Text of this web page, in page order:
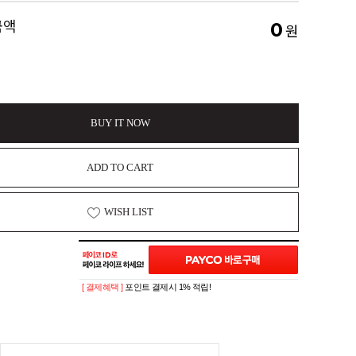
0원
BUY IT NOW
ADD TO CART
WISH LIST
[ 결제혜택 ] 포인트 결제시 1% 적립!